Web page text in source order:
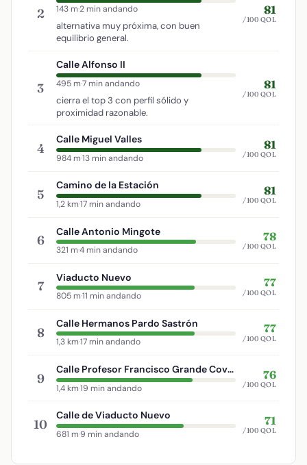
2 143 m·2 min andando
alternativa muy próxima, con buen
equilibrio general.
81
/100 QOL
3
Calle Alfonso II
495 m·7 min andando
cierra el top 3 con perfil sólido y
proximidad razonable.
81
/100 QOL
4
Calle Miguel Valles
984 m·13 min andando
81
/100 QOL
5
Camino de la Estación
1,2 km·17 min andando
81
/100 QOL
6
Calle Antonio Mingote
321 m·4 min andando
78
/100 QOL
7
Viaducto Nuevo
805 m·11 min andando
77
/100 QOL
8
Calle Hermanos Pardo Sastrón
1,3 km·17 min andando
77
/100 QOL
9
Calle Profesor Francisco Grande Covián
1,4 km·19 min andando
76
/100 QOL
10
Calle de Viaducto Nuevo
681 m·9 min andando
71
/100 QOL